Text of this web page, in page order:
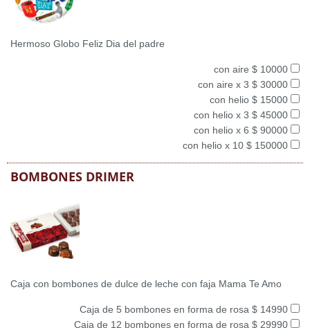
Hermoso Globo Feliz Dia del padre
con aire $ 10000
con aire x 3 $ 30000
con helio $ 15000
con helio x 3 $ 45000
con helio x 6 $ 90000
con helio x 10 $ 150000
BOMBONES DRIMER
Caja con bombones de dulce de leche con faja Mama Te Amo
Caja de 5 bombones en forma de rosa $ 14990
Caja de 12 bombones en forma de rosa $ 29990